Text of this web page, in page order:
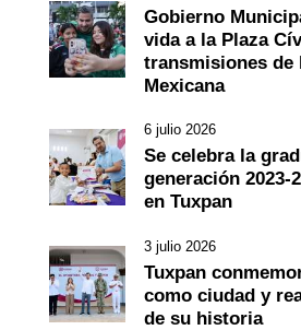
Gobierno
vida a la Plaza
transmisiones de
Mexicana
6 julio 2026
Se celebra la
generación 2023-
en Tuxpan
3 julio 2026
Tuxpan
como ciudad y
de su historia